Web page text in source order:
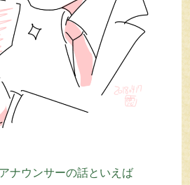
ナウンサーの話といえば